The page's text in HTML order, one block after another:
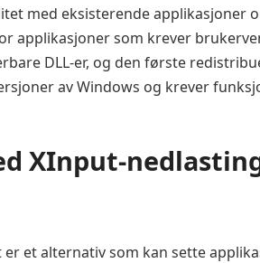
med eksisterende applikasjoner
applikasjoner som krever
DLL-er, og den første
av Windows og krever
XInput-
et alternativ som kan sette